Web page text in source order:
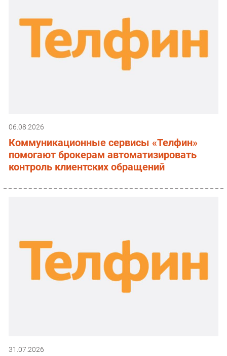
06.08.2026
Коммуникационные сервисы «Телфин»
помогают брокерам автоматизировать
контроль клиентских обращений
31.07.2026